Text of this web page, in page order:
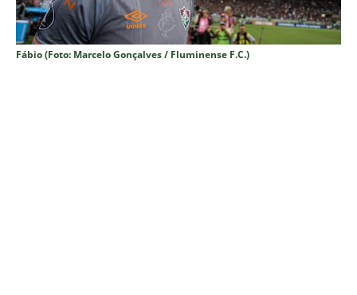
Fábio (Foto: Marcelo Gonçalves / Fluminense F.C.)